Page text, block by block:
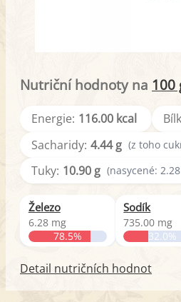
Nutriční hodnoty na 100
Energie: 116.00 kcal
Sacharidy: 4.44 g (z toho
Tuky: 10.90 g (nasycené:
Železo
6.28 mg
78.5%
Sodík
735.00 mg
32.0%
Detail nutričních hodnot